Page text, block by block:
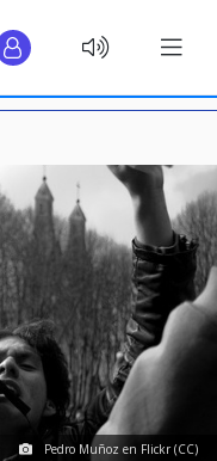
Pedro Muñoz en Flickr (CC)